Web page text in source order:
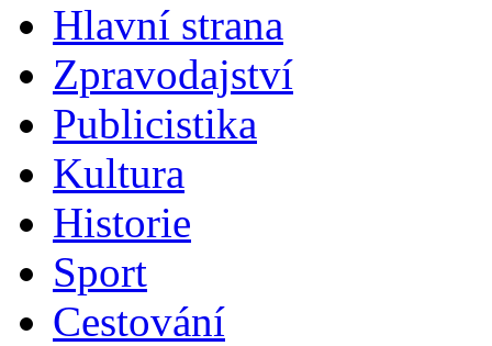
Hlavní strana
Zpravodajství
Publicistika
Kultura
Historie
Sport
Cestování